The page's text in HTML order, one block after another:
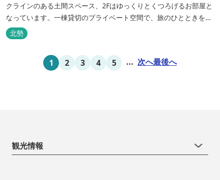
クラインのある土間スペース、2Fはゆっくりとくつろげるお部屋と
なっています。一棟貸切のプライベート空間で、旅のひとときを過
ごしてみては。
北勢
1 2 3 4 5 ... 次へ最後へ
観光情報